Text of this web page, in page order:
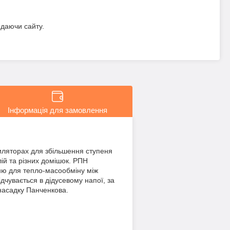
сайту.
Інформація для замовлення
для збільшення ступеня
та різних домішок. РПН
для тепло-масообміну між
в дідусевому напої, за
Панченкова.